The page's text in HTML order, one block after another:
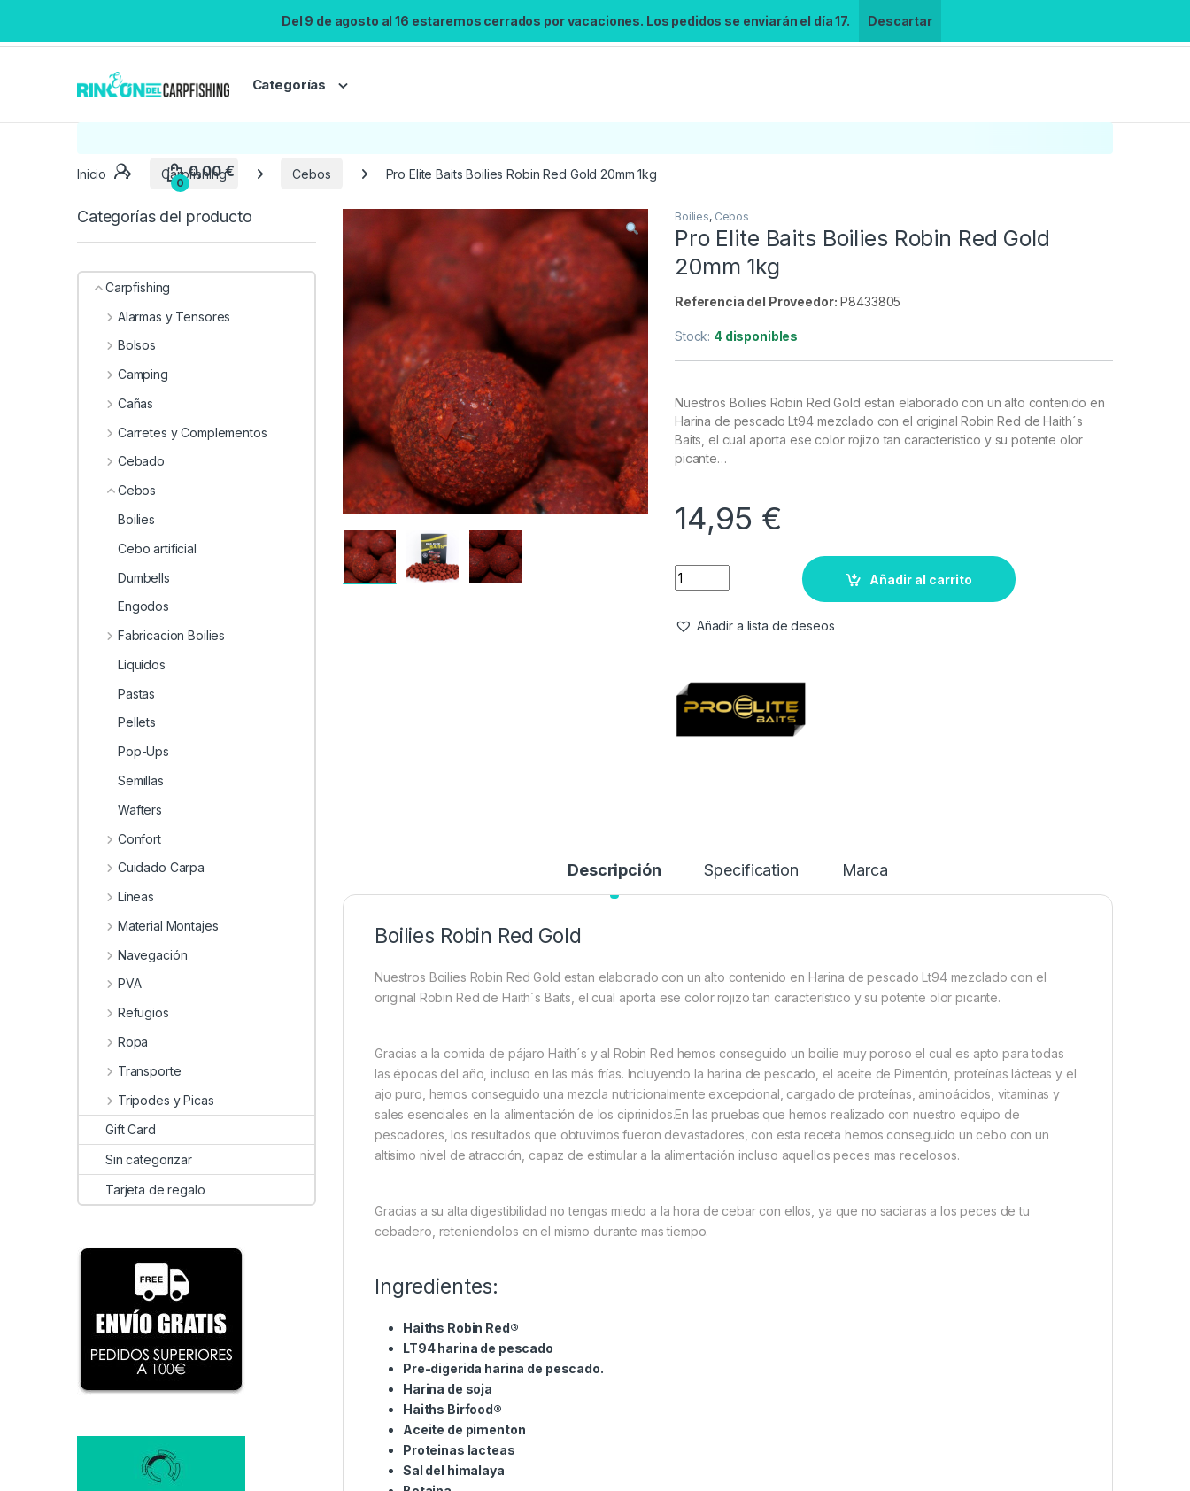
Del 9 de agosto al 16 estaremos cerrados por vacaciones. Los pedidos se enviarán el día 17. Descartar
Categorías
Búsqueda no disponible
No se pudo cargar el widget de búsqueda.
Inténtalo de nuevo.
Reintentar
Inicio Carpfishing Cebos Pro Elite Baits Boilies Robin Red Gold 20mm 1kg
Boilies, Cebos
Pro Elite Baits Boilies Robin Red Gold
20mm 1kg
Referencia del Proveedor: P8433805
Stock: 4 disponibles
Nuestros Boilies Robin Red Gold estan elaborado con un alto contenido en
Harina de pescado Lt94 mezclado con el original Robin Red de Haith´s
Baits, el cual aporta ese color rojizo tan característico y su potente olor
picante…
14,95 €
Añadir al carrito
Añadir a lista de deseos
Descripción Specification Marca
Boilies Robin Red Gold
Nuestros Boilies Robin Red Gold estan elaborado con un alto contenido en Harina de pescado Lt94 mezclado con el
original Robin Red de Haith´s Baits, el cual aporta ese color rojizo tan característico y su potente olor picante.
Gracias a la comida de pájaro Haith´s y al Robin Red hemos conseguido un boilie muy poroso el cual es apto para todas
las épocas del año, incluso en las más frías. Incluyendo la harina de pescado, el aceite de Pimentón, proteínas lácteas y el
ajo puro, hemos conseguido una mezcla nutricionalmente excepcional, cargado de proteínas, aminoácidos, vitaminas y
sales esenciales en la alimentación de los ciprinidos.En las pruebas que hemos realizado con nuestro equipo de
pescadores, los resultados que obtuvimos fueron devastadores, con esta receta hemos conseguido un cebo con un
altísimo nivel de atracción, capaz de estimular a la alimentación incluso aquellos peces mas recelosos.
Gracias a su alta digestibilidad no tengas miedo a la hora de cebar con ellos, ya que no saciaras a los peces de tu
cebadero, reteniendolos en el mismo durante mas tiempo.
Ingredientes:
Haiths Robin Red®
LT94 harina de pescado
Pre-digerida harina de pescado.
Harina de soja
Haiths Birfood®
Aceite de pimenton
Proteinas lacteas
Sal del himalaya
Categorías del producto
Carpfishing
Alarmas y Tensores
Bolsos
Camping
Cañas
Carretes y Complementos
Cebado
Cebos
Boilies
Cebo artificial
Dumbells
Engodos
Fabricacion Boilies
Liquidos
Pastas
Pellets
Pop-Ups
Semillas
Wafters
Confort
Cuidado Carpa
Líneas
Material Montajes
Navegación
PVA
Refugios
Ropa
Transporte
Tripodes y Picas
Gift Card
Sin categorizar
Tarjeta de regalo